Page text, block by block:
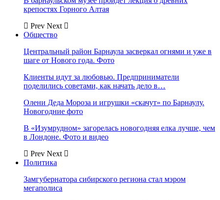
крепостях Горного Алтая
Prev Next
Общество
Центральный район Барнаула засверкал огнями и уже в
шаге от Нового года. Фото
Клиенты идут за любовью. Предприниматели
поделились советами, как начать дело в…
Олени Деда Мороза и игрушки «скачут» по Барнаулу.
Новогодние фото
В «Изумрудном» загорелась новогодняя елка лучше, чем
в Лондоне. Фото и видео
Prev Next
Политика
Замгубернатора сибирского региона стал мэром
мегаполиса